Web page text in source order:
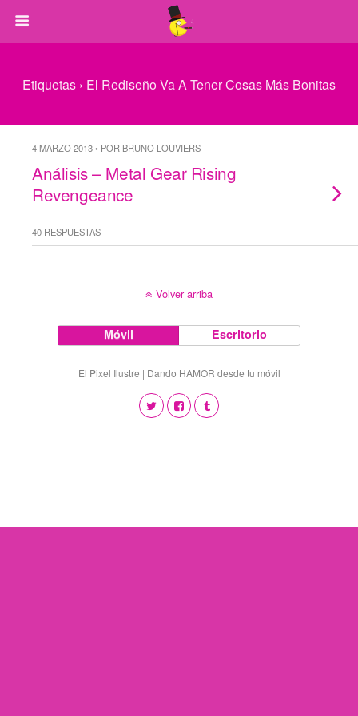
Etiquetas › El Rediseño Va A Tener Cosas Más Bonitas
4 MARZO 2013 • POR BRUNO LOUVIERS
Análisis – Metal Gear Rising
Revengeance
40 RESPUESTAS
Volver arriba
Móvil Escritorio
El Pixel Ilustre | Dando HAMOR desde tu móvil